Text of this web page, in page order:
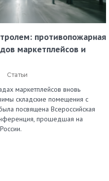
противопожарная
маркетплейсов и
Статьи
маркетплейсов вновь
складские помещения с
посвящена Всероссийская
прошедшая на